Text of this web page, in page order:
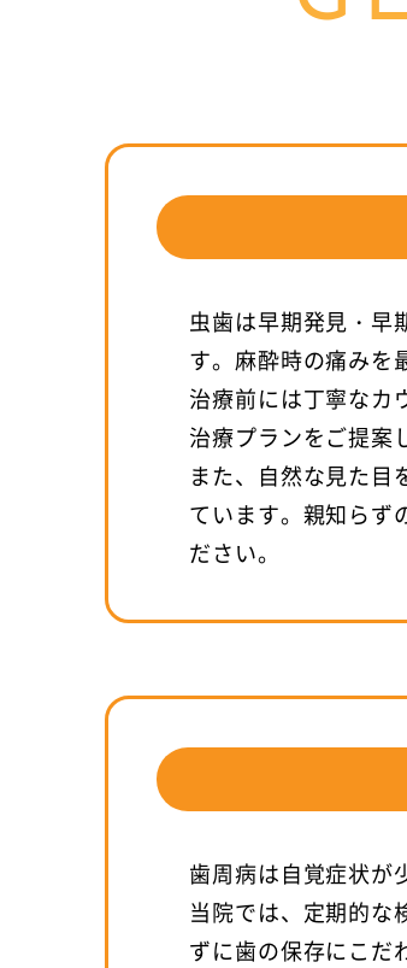
虫歯は早期発見・早
す。麻酔時の痛みを
治療前には丁寧なカ
治療プランをご提案
また、自然な見た
ています。親知らず
ださい。
歯周病は自覚症状が
当院では、定期的な
ずに歯の保存にこだ